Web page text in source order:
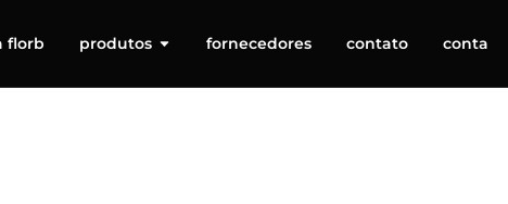
florb produtos fornecedores contato conta